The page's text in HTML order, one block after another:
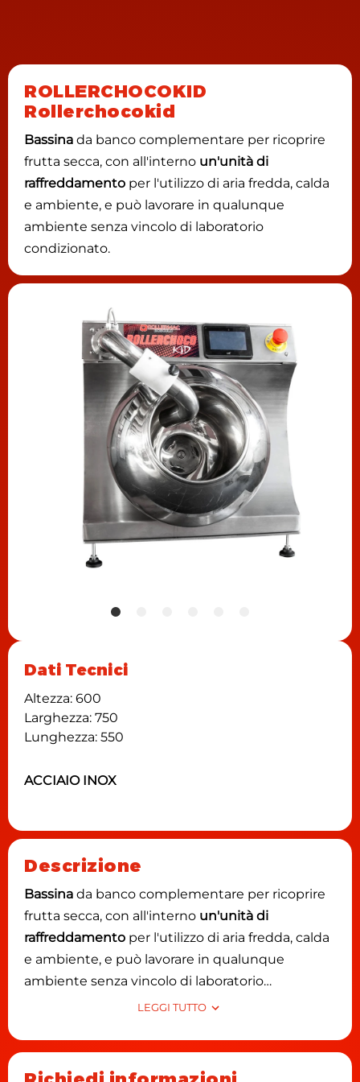
ROLLERCHOCOKID
Rollerchocokid
Bassina da banco complementare per ricoprire
frutta secca, con all'interno un'unità di
raffreddamento per l'utilizzo di aria fredda, calda
e ambiente, e può lavorare in qualunque
ambiente senza vincolo di laboratorio
condizionato.
Dati Tecnici
Altezza: 600
Larghezza: 750
Lunghezza: 550
ACCIAIO INOX
Descrizione
Bassina da banco complementare per ricoprire
frutta secca, con all'interno un'unità di
raffreddamento per l'utilizzo di aria fredda, calda
e ambiente, e può lavorare in qualunque
ambiente senza vincolo di laboratorio
Rollerchocokid
risponde a tutte le esigenze dei
LEGGI TUTTO